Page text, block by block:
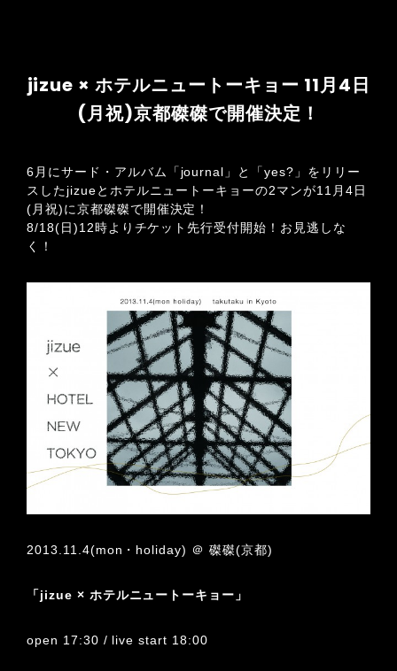
jizue × ホテルニュートーキョー 11月4日
(月祝)京都磔磔で開催決定！
6月にサード・アルバム「journal」と「yes?」をリリー
スしたjizueとホテルニュートーキョーの2マンが11月4日
(月祝)に京都磔磔で開催決定！
8/18(日)12時よりチケット先行受付開始！お見逃しな
く！
2013.11.4(mon・holiday) ＠ 磔磔(京都)
「jizue × ホテルニュートーキョー」
open 17:30 / live start 18:00